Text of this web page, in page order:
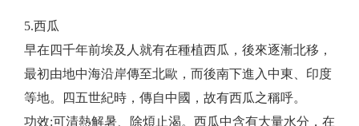
5.西瓜
早在四千年前埃及人就有在種植西瓜，後來逐漸北移，
最初由地中海沿岸傳至北歐，而後南下進入中東、印度
等地。四五世紀時，傳自中國，故有西瓜之稱呼。
功效:可清熱解暑、除煩止渴。西瓜中含有大量水分，在